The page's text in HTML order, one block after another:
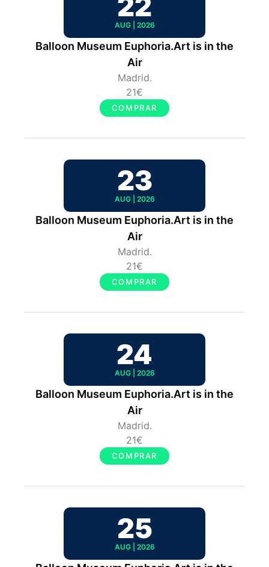
AUG | 2026
Balloon Museum Euphoria.Art is in the
Air
Madrid.
21€
COMPRAR
23
AUG | 2026
Balloon Museum Euphoria.Art is in the
Air
Madrid.
21€
COMPRAR
24
AUG | 2026
Balloon Museum Euphoria.Art is in the
Air
Madrid.
21€
COMPRAR
25
AUG | 2026